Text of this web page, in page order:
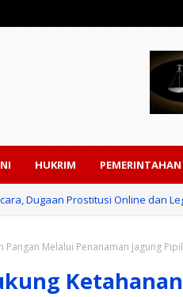
HUKRIM PEMERINTAHAN
Dugaan Prostitusi Online dan
Pangan Melalui Penanaman Jagung